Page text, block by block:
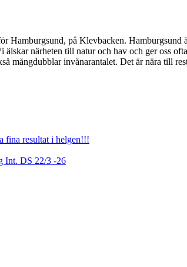
Hamburgsund, på Klevbacken.
älskar närheten till natur och hav och ger oss
mångdubblar invånarantalet. Det är nära till
fina resultat i helgen!!!
Int. DS 22/3 -26